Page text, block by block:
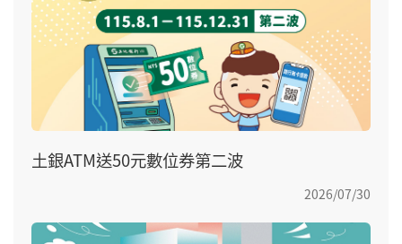
土銀ATM送50元數位券第二波
2026/07/30